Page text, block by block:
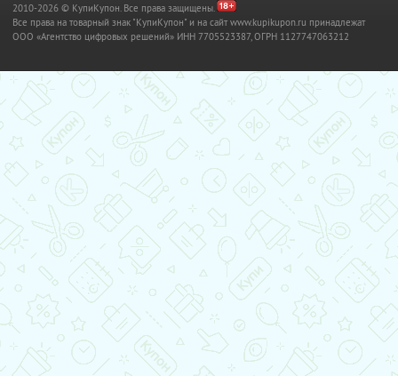
2010-2026 © КупиКупон. Все права защищены.
Все права на товарный знак "КупиКупон" и на сайт www.kupikupon.ru принадлежат
OOO «Агентство цифровых решений» ИНН 7705523387, ОГРН 1127747063212